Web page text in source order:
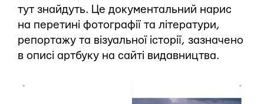
тут знайдуть. Це документальний нарис
на перетині фотографії та літератури,
репортажу та візуальної історії, зазначено
в описі артбуку на сайті видавництва.